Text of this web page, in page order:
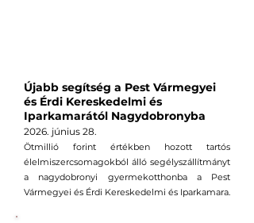
Újabb segítség a Pest Vármegyei
és Érdi Kereskedelmi és
Iparkamarától Nagydobronyba
2026. június 28.
Ötmillió forint értékben hozott tartós
élelmiszercsomagokból álló segélyszállítmányt
a nagydobronyi gyermekotthonba a Pest
Vármegyei és Érdi Kereskedelmi és Iparkamara.